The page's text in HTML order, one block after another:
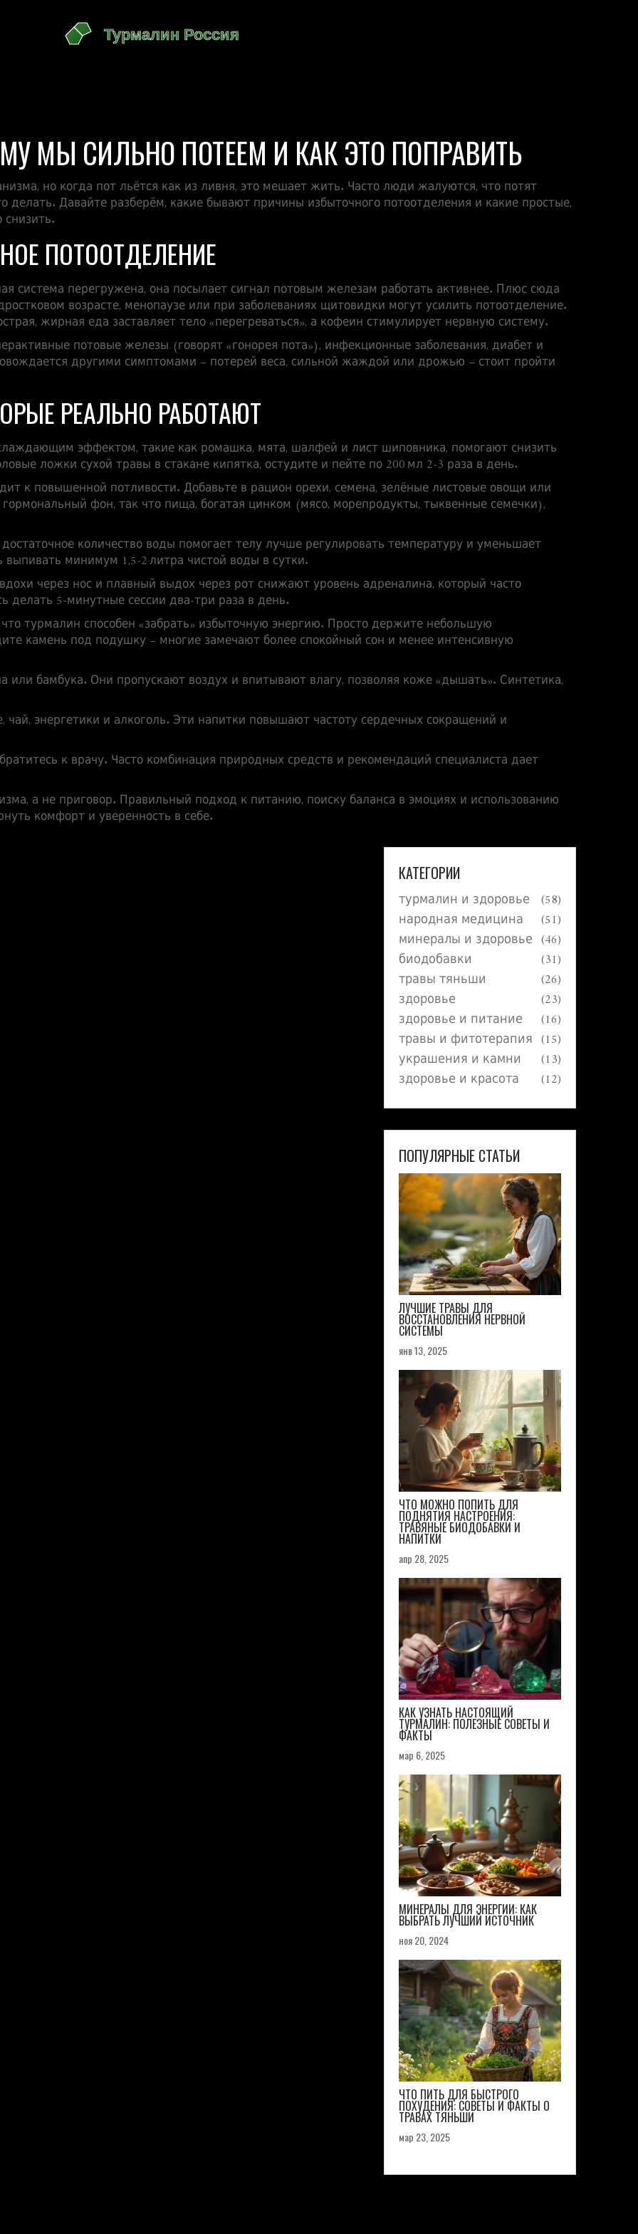
МЫ СИЛЬНО ПОТЕЕМ И КАК ЭТО ПОПРАВИТЬ
но когда пот льётся как из ливня, это мешает жить. Часто люди жалуются, что потят
Давайте разберём, какие бывают причины избыточного потоотделения и какие простые,
ПОТООТДЕЛЕНИЕ
система перегружена, она посылает сигнал потовым железам работать активнее. Плюс сюда
возрасте, менопаузе или при заболеваниях щитовидки могут усилить потоотделение.
жирная еда заставляет тело «перегреваться», а кофеин стимулирует нервную систему.
потовые железы (говорят «гонорея пота»), инфекционные заболевания, диабет и
другими симптомами – потерей веса, сильной жаждой или дрожью – стоит пройти
РЕАЛЬНО РАБОТАЮТ
эффектом, такие как ромашка, мята, шалфей и лист шиповника, помогают снизить
ложки сухой травы в стакане кипятка, остудите и пейте по 200 мл 2‑3 раза в день.
к повышенной потливости. Добавьте в рацион орехи, семена, зелёные листовые овощи или
фон, так что пища, богатая цинком (мясо, морепродукты, тыквенные семечки),
количество воды помогает телу лучше регулировать температуру и уменьшает
выпивать минимум 1,5‑2 литра чистой воды в сутки.
через нос и плавный выдох через рот снижают уровень адреналина, который часто
делать 5‑минутные сессии два‑три раза в день.
турмалин способен «забрать» избыточную энергию. Просто держите небольшую
камень под подушку – многие замечают более спокойный сон и менее интенсивную
или бамбука. Они пропускают воздух и впитывают влагу, позволяя коже «дышать». Синтетика,
чай, энергетики и алкоголь. Эти напитки повышают частоту сердечных сокращений и
к врачу. Часто комбинация природных средств и рекомендаций специалиста дает
а не приговор. Правильный подход к питанию, поиску баланса в эмоциях и использованию
комфорт и уверенность в себе.
КАТЕГОРИИ
турмалин и здоровье (58)
народная медицина (51)
минералы и здоровье (46)
биодобавки (31)
травы тяньши (26)
здоровье (23)
здоровье и питание (16)
травы и фитотерапия (15)
украшения и камни (13)
здоровье и красота (12)
ПОПУЛЯРНЫЕ СТАТЬИ
ЛУЧШИЕ ТРАВЫ ДЛЯ
ВОССТАНОВЛЕНИЯ НЕРВНОЙ
СИСТЕМЫ
янв 13, 2025
ЧТО МОЖНО ПОПИТЬ ДЛЯ
ПОДНЯТИЯ НАСТРОЕНИЯ:
ТРАВЯНЫЕ БИОДОБАВКИ И
НАПИТКИ
апр 28, 2025
КАК УЗНАТЬ НАСТОЯЩИЙ
ТУРМАЛИН: ПОЛЕЗНЫЕ СОВЕТЫ И
ФАКТЫ
мар 6, 2025
МИНЕРАЛЫ ДЛЯ ЭНЕРГИИ: КАК
ВЫБРАТЬ ЛУЧШИЙ ИСТОЧНИК
ноя 20, 2024
ЧТО ПИТЬ ДЛЯ БЫСТРОГО
ПОХУДЕНИЯ: СОВЕТЫ И ФАКТЫ О
ТРАВАХ ТЯНЬШИ
мар 23, 2025